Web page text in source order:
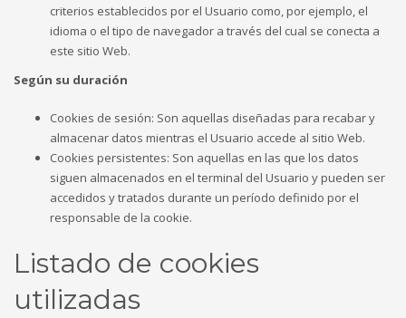
criterios establecidos por el Usuario como, por ejemplo, el
idioma o el tipo de navegador a través del cual se conecta a
este sitio Web.
Según su duración
Cookies de sesión: Son aquellas diseñadas para recabar y
almacenar datos mientras el Usuario accede al sitio Web.
Cookies persistentes: Son aquellas en las que los datos
siguen almacenados en el terminal del Usuario y pueden ser
accedidos y tratados durante un período definido por el
responsable de la cookie.
Listado de cookies
utilizadas